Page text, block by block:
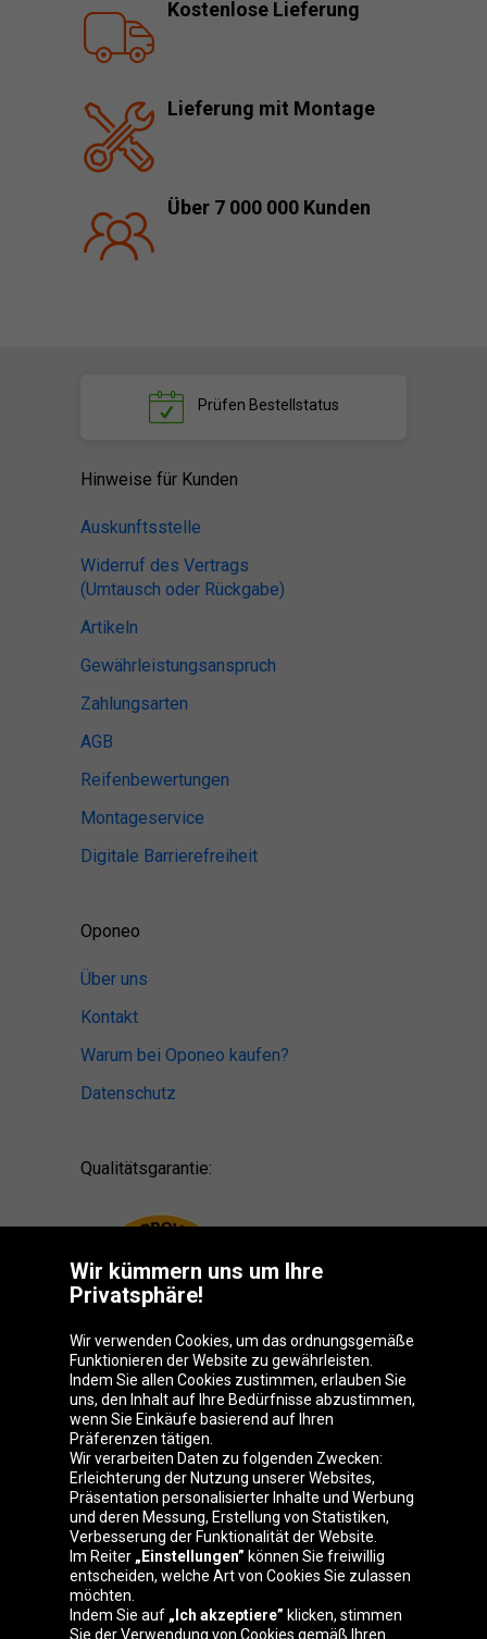
Kostenlose Lieferung
Lieferung mit Montage
Über 7 000 000 Kunden
Prüfen Bestellstatus
Hinweise für Kunden
Auskunftsstelle
Widerruf des Vertrags
(Umtausch oder Rückgabe)
Artikeln
Gewährleistungsanspruch
Zahlungsarten
AGB
Reifenbewertungen
Montageservice
Digitale Barrierefreiheit
Oponeo
Über uns
Kontakt
Warum bei Oponeo kaufen?
Datenschutz
Qualitätsgarantie:
Oponeo-Gruppe
Belgique
Česká
republika
Deutschland Éire
Wir kümmern uns um Ihre
Privatsphäre!
Wir verwenden Cookies, um das ordnungsgemäße
Funktionieren der Website zu gewährleisten.
Indem Sie allen Cookies zustimmen, erlauben Sie
uns, den Inhalt auf Ihre Bedürfnisse abzustimmen,
wenn Sie Einkäufe basierend auf Ihren
Präferenzen tätigen.
Wir verarbeiten Daten zu folgenden Zwecken:
Erleichterung der Nutzung unserer Websites,
Präsentation personalisierter Inhalte und Werbung
und deren Messung, Erstellung von Statistiken,
Verbesserung der Funktionalität der Website.
Im Reiter „Einstellungen” können Sie freiwillig
entscheiden, welche Art von Cookies Sie zulassen
möchten.
Indem Sie auf „Ich akzeptiere” klicken, stimmen
Sie der Verwendung von Cookies gemäß Ihren